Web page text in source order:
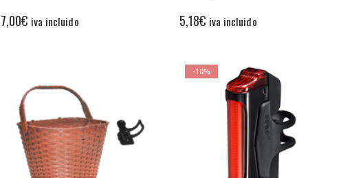
7,00€ iva incluido 5,18€ iva incluido
-10%